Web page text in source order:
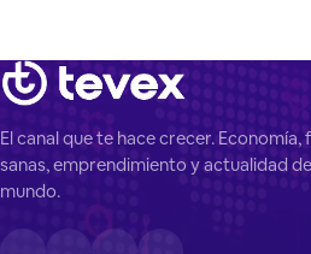
El canal que te hace crecer. Economía,
sanas, emprendimiento y actualidad
mundo.